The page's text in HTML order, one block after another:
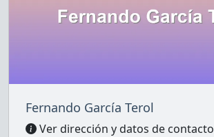
Fernando García Terol
Ver dirección y datos de contacto